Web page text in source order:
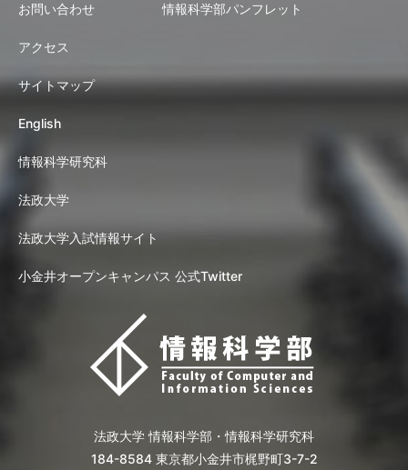
お問い合わせ
アクセス
サイトマップ
English
情報科学部パンフレット
情報科学研究科
法政大学
法政大学入試情報サイト
小金井オープンキャンパス 公式Twitter
法政大学 情報科学部・情報科学研究科
184-8584 東京都小金井市梶野町3-7-2